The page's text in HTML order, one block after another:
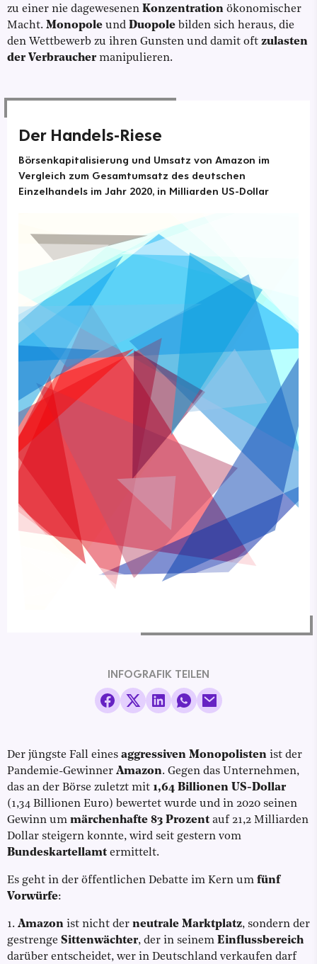
zu einer nie dagewesenen Konzentration ökonomischer
Macht. Monopole und Duopole bilden sich heraus, die
den Wettbewerb zu ihren Gunsten und damit oft zulasten
der Verbrauchermanipulieren.
Der Handels-Riese
Börsenkapitalisierung und Umsatz von Amazon im
Vergleich zum Gesamtumsatz des deutschen
Einzelhandels im Jahr 2020, in Milliarden US-Dollar
INFOGRAFIK TEILEN
Der jüngste Fall eines aggressiven Monopolisten ist der
Pandemie-Gewinner Amazon. Gegen das Unternehmen,
das an der Börse zuletzt mit 1,64 Billionen US-Dollar
(1,34 Billionen Euro) bewertet wurde und in 2020 seinen
Gewinn um märchenhafte 83 Prozent auf 21,2 Milliarden
Dollar steigern konnte, wird seit gestern vom
Bundeskartellamt ermittelt.
Es geht in der öffentlichen Debatte im Kern um fünf
Vorwürfe:
1. Amazon ist nicht der neutrale Marktplatz, sondern der
gestrenge Sittenwächter, der in seinem Einflussbereich
darüber entscheidet, wer in Deutschland verkaufen darf